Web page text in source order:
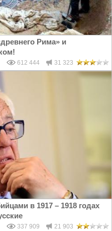
Рима» и
612 444 31 323
в 1917 – 1918 годах
337 909 21 903